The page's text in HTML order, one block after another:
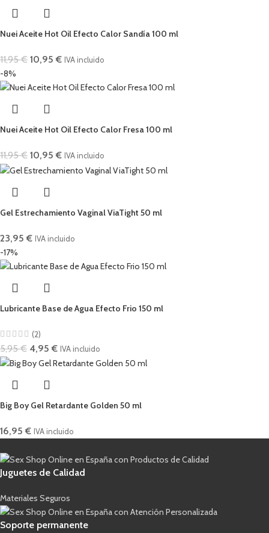
Nuei Aceite Hot Oil Efecto Calor Sandía 100 ml
11,95€ 10,95€ IVA incluido
-8%
Nuei Aceite Hot Oil Efecto Calor Fresa 100 ml
11,95€ 10,95€ IVA incluido
Gel Estrechamiento Vaginal ViaTight 50 ml
23,95€ IVA incluido
-17%
Lubricante Base de Agua Efecto Frio 150 ml
(2)
5,95€ 4,95€ IVA incluido
Big Boy Gel Retardante Golden 50 ml
16,95€ IVA incluido
Juguetes de Calidad
Materiales Seguros
Soporte permanente